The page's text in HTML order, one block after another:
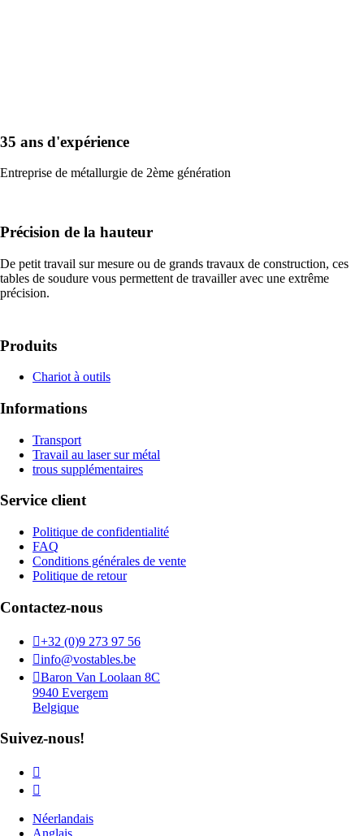
35 ans d'expérience
Entreprise de métallurgie de 2ème génération
Précision de la hauteur
De petit travail sur mesure ou de grands travaux de construction, ces
tables de soudure vous permettent de travailler avec une extrême
précision.
Produits
Chariot à outils
Informations
Transport
Travail au laser sur métal
trous supplémentaires
Service client
Politique de confidentialité
FAQ
Conditions générales de vente
Politique de retour
Contactez-nous
+32 (0)9 273 97 56
info@vostables.be
Baron Van Loolaan 8C
9940 Evergem
Belgique
Suivez-nous!


Néerlandais
Anglais